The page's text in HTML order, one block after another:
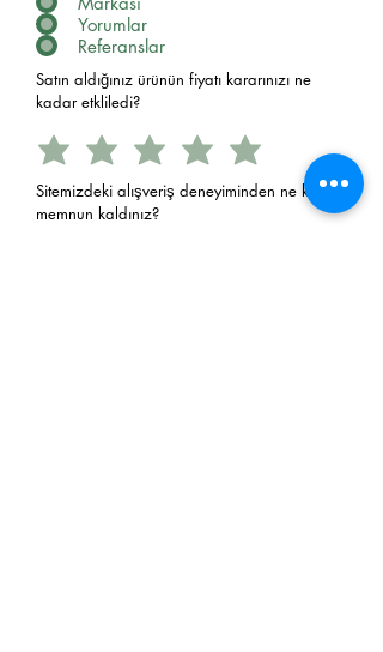
Yorumlar
Referanslar
Satın aldığınız ürünün fiyatı kararınızı ne
kadar etkliledi?
Sitemizdeki alışveriş deneyiminden ne kadar
memnun kaldınız?